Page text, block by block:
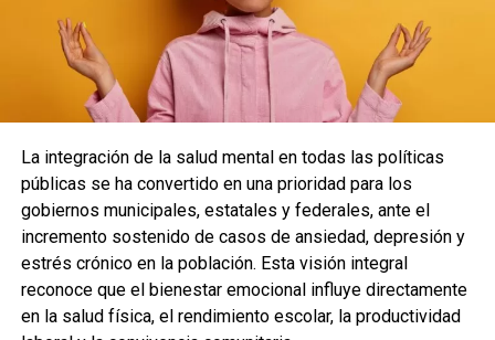
Quinto Podery recibe las noticias más
importantes de Quintana Roo directamente
en tu teléfono.
Unirme al canal de WhatsApp
La integración de la salud mental en todas las políticas
públicas se ha convertido en una prioridad para los
gobiernos municipales, estatales y federales, ante el
incremento sostenido de casos de ansiedad, depresión y
estrés crónico en la población. Esta visión integral
reconoce que el bienestar emocional influye directamente
en la salud física, el rendimiento escolar, la productividad